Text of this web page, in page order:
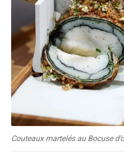
Couteaux martelés au Bocuse